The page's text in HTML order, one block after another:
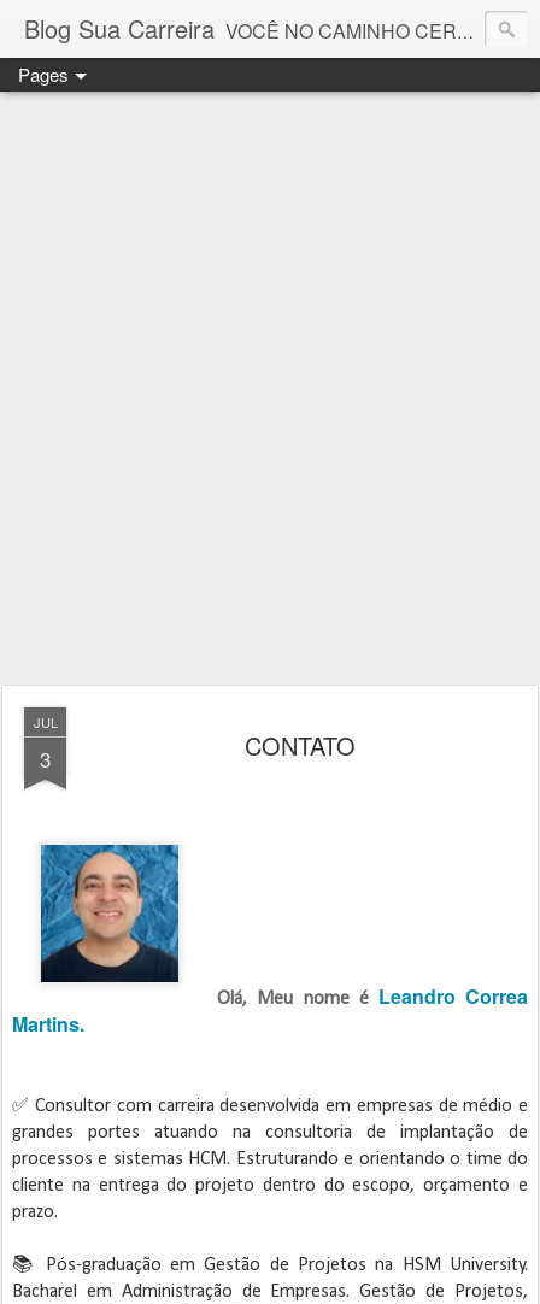
Blog Sua Carreira VOCÊ NO CAMINHO CERTO! 🤓💻🚀
Pages
JUL
3 CONTATO
Olá, Meu nome é Leandro Correa
Martins.
✅ Consultor com carreira desenvolvida em empresas de médio e
grandes portes atuando na consultoria de implantação de
processos e sistemas HCM. Estruturando e orientando o time do
cliente na entrega do projeto dentro do escopo, orçamento e
prazo.
📚 Pós-graduação em Gestão de Projetos na HSM University.
Bacharel em Administração de Empresas. Gestão de Projetos,